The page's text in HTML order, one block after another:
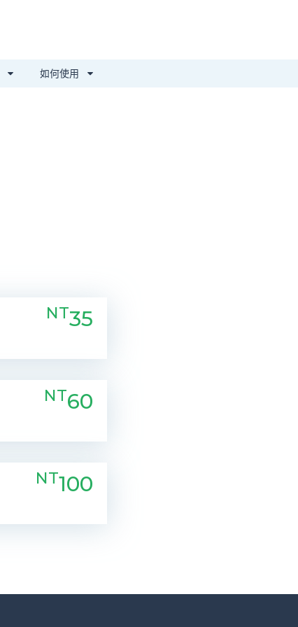
如何使用
NT35
NT60
NT100